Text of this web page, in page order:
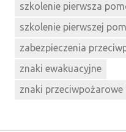
szkolenie pierwsza
szkolenie pierwszej
zabezpieczenia
znaki ewakuacyjne
znaki przeciwpożarowe